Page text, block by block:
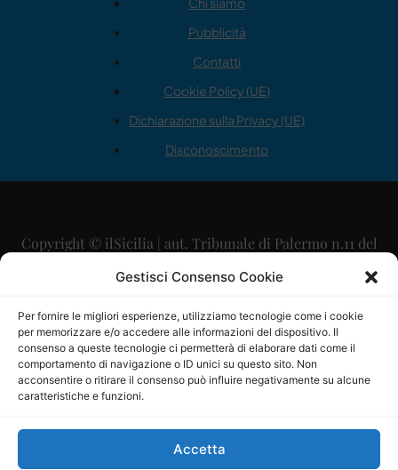
Gestisci Consenso Cookie
Per fornire le migliori esperienze, utilizziamo tecnologie come i cookie
per memorizzare e/o accedere alle informazioni del dispositivo. Il
consenso a queste tecnologie ci permetterà di elaborare dati come il
comportamento di navigazione o ID unici su questo sito. Non
acconsentire o ritirare il consenso può influire negativamente su alcune
caratteristiche e funzioni.
Accetta
Pubblicità
Contatti
Cookie Policy (UE)
Dichiarazione sulla Privacy (UE)
Disconoscimento
Copyright © ilSicilia | aut. Tribunale di Palermo n.11 del
29/09/2015
Direttore Editoriale: Maurizio Scaglione
Direttore Responsabile: Maria Calabrese
P.IVA: 06334930820